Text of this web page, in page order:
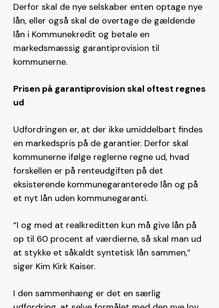
Derfor skal de nye selskaber enten optage nye
lån, eller også skal de overtage de gældende
lån i Kommunekredit og betale en
markedsmæssig garantiprovision til
kommunerne.
Prisen på garantiprovision skal oftest regnes
ud
Udfordringen er, at der ikke umiddelbart findes
en markedspris på de garantier. Derfor skal
kommunerne ifølge reglerne regne ud, hvad
forskellen er på renteudgiften på det
eksisterende kommunegaranterede lån og på
et nyt lån uden kommunegaranti.
“I og med at realkreditten kun må give lån på
op til 60 procent af værdierne, så skal man ud
at stykke et såkaldt syntetisk lån sammen,”
siger Kim Kirk Kaiser.
I den sammenhæng er det en særlig